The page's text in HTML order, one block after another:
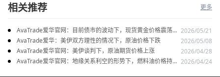
相关推荐 更多
AvaTrade爱华官网：目前债市的波动下，现货黄金价格震荡走
势
2026/05/21
AvaTrade爱华：美伊双方理性的情况下，原油价格下跌
2026/05/08
AvaTrade爱华官网：美伊谈判下，原油期货价格上涨
2026/04/28
AvaTrade爱华官网：地缘关系利空的形势下，燃料油价格持续 2026/04/24